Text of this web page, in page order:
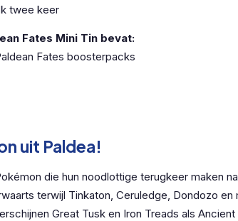
twee keer
Fates Mini Tin bevat:
Fates boosterpacks
uit Paldea!
die hun noodlottige terugkeer maken
terwijl Tinkaton, Ceruledge, Dondozo en
Great Tusk en Iron Treads als